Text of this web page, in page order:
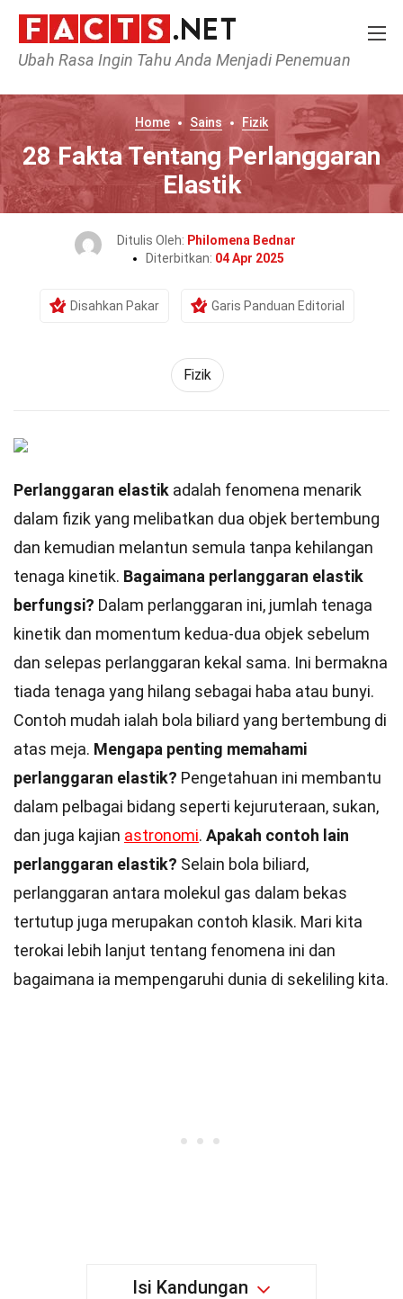
Ubah Rasa Ingin Tahu Anda Menjadi Penemuan
Home Sains Fizik
28 Fakta Tentang Perlanggaran
Elastik
Ditulis Oleh: Philomena Bednar
Diterbitkan: 04 Apr 2025
Disahkan Pakar Garis Panduan Editorial
Fizik
Perlanggaran elastik adalah fenomena menarik
dalam fizik yang melibatkan dua objek bertembung
dan kemudian melantun semula tanpa kehilangan
tenaga kinetik. Bagaimana perlanggaran elastik
berfungsi? Dalam perlanggaran ini, jumlah tenaga
kinetik dan momentum kedua-dua objek sebelum
dan selepas perlanggaran kekal sama. Ini bermakna
tiada tenaga yang hilang sebagai haba atau bunyi.
Contoh mudah ialah bola biliard yang bertembung di
atas meja. Mengapa penting memahami
perlanggaran elastik? Pengetahuan ini membantu
dalam pelbagai bidang seperti kejuruteraan, sukan,
dan juga kajian astronomi. Apakah contoh lain
perlanggaran elastik? Selain bola biliard,
perlanggaran antara molekul gas dalam bekas
tertutup juga merupakan contoh klasik. Mari kita
terokai lebih lanjut tentang fenomena ini dan
bagaimana ia mempengaruhi dunia di sekeliling kita.
Isi Kandungan